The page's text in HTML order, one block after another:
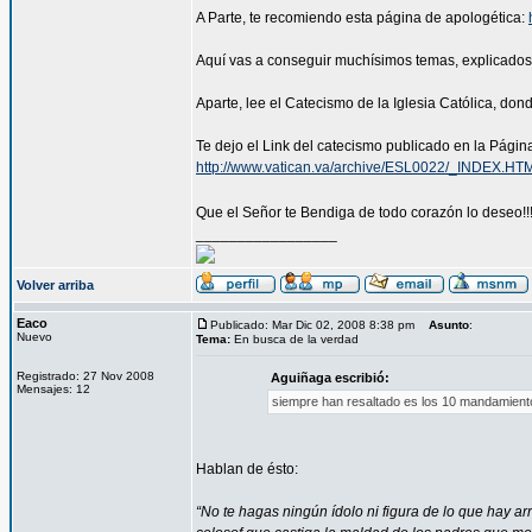
A Parte, te recomiendo esta página de apologética:
Aquí vas a conseguir muchísimos temas,
Aparte, lee el Catecismo de la Iglesia Católica,
Te dejo el Link del catecismo publicado en la
http://www.vatican.va/archive/ESL0022/
Que el Señor te Bendiga de todo corazón lo
Volver arriba
Eaco
Nuevo
Registrado: 27 Nov 2008
Mensajes: 12
Publicado: Mar Dic 02, 2008 8:38 pm Asunto:
Tema: En busca de la verdad
Aguiñaga escribió:
siempre han resaltado es los 10
Hablan de ésto:
“No te hagas ningún ídolo ni figura de lo que hay